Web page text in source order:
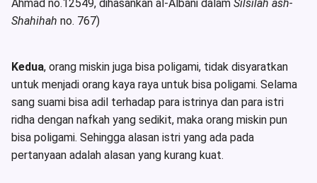
Ahmad no.12549, dihasankan al-Albani dalam Silsilah ash-
Shahihah no. 767)
Kedua, orang miskin juga bisa poligami, tidak disyaratkan
untuk menjadi orang kaya raya untuk bisa poligami. Selama
sang suami bisa adil terhadap para istrinya dan para istri
ridha dengan nafkah yang sedikit, maka orang miskin pun
bisa poligami. Sehingga alasan istri yang ada pada
pertanyaan adalah alasan yang kurang kuat.